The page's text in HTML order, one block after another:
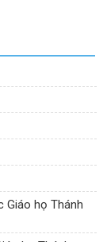
Giáo họ Thánh